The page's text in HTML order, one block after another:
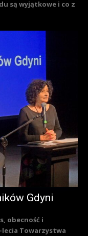
są wyjątkowe i co z
Gdyni
obecność i
Towarzystwa